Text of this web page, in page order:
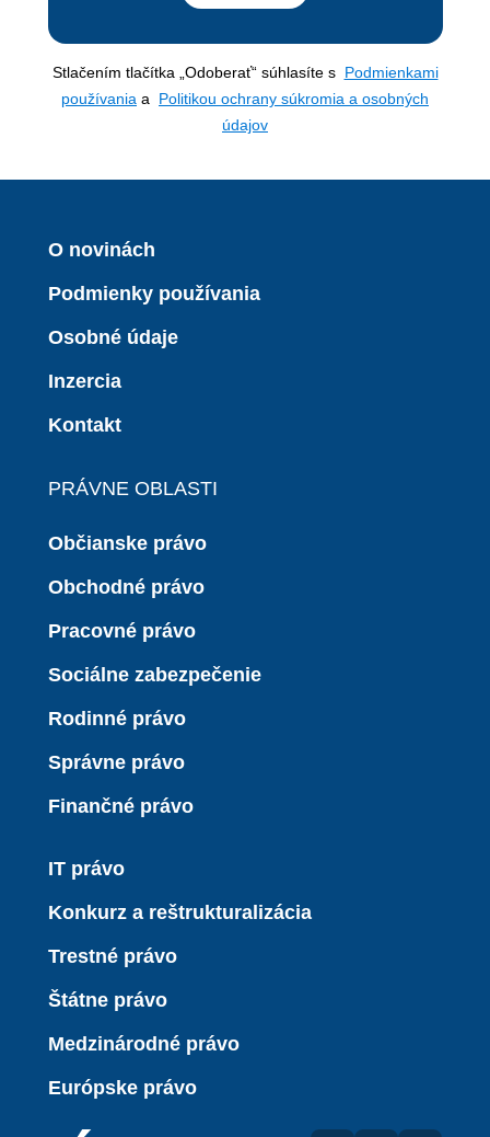
Stlačením tlačítka „Odoberať“ súhlasíte s Podmienkami
používania a Politikou ochrany súkromia a osobných
údajov
O novinách
Podmienky používania
Osobné údaje
Inzercia
Kontakt
PRÁVNE OBLASTI
Občianske právo
Obchodné právo
Pracovné právo
Sociálne zabezpečenie
Rodinné právo
Správne právo
Finančné právo
IT právo
Konkurz a reštrukturalizácia
Trestné právo
Štátne právo
Medzinárodné právo
Európske právo